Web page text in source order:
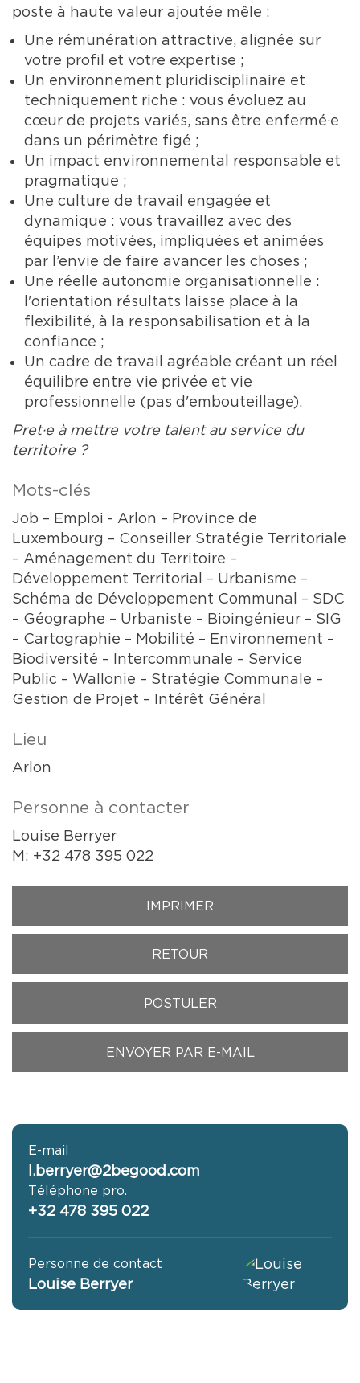
poste à haute valeur ajoutée mêle :
Une rémunération attractive, alignée sur
votre profil et votre expertise ;
Un environnement pluridisciplinaire et
techniquement riche : vous évoluez au
cœur de projets variés, sans être enfermé·e
dans un périmètre figé ;
Un impact environnemental responsable et
pragmatique ;
Une culture de travail engagée et
dynamique : vous travaillez avec des
équipes motivées, impliquées et animées
par l’envie de faire avancer les choses ;
Une réelle autonomie organisationnelle :
l'orientation résultats laisse place à la
flexibilité, à la responsabilisation et à la
confiance ;
Un cadre de travail agréable créant un réel
équilibre entre vie privée et vie
professionnelle (pas d'embouteillage).
Pret·e à mettre votre talent au service du
territoire ?
Mots-clés
Job – Emploi - Arlon – Province de
Luxembourg – Conseiller Stratégie Territoriale
– Aménagement du Territoire –
Développement Territorial – Urbanisme –
Schéma de Développement Communal – SDC
– Géographe – Urbaniste – Bioingénieur – SIG
– Cartographie – Mobilité – Environnement –
Biodiversité – Intercommunale – Service
Public – Wallonie – Stratégie Communale –
Gestion de Projet – Intérêt Général
Lieu
Arlon
Personne à contacter
Louise Berryer
M: +32 478 395 022
E-mail
l.berryer@2begood.com
Téléphone pro.
+32 478 395 022
Personne de contact
Louise Berryer